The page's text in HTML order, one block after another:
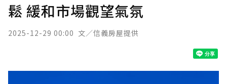
鬆 緩和市場觀望氣氛
2025-12-29 00:00 文／信義房屋提供